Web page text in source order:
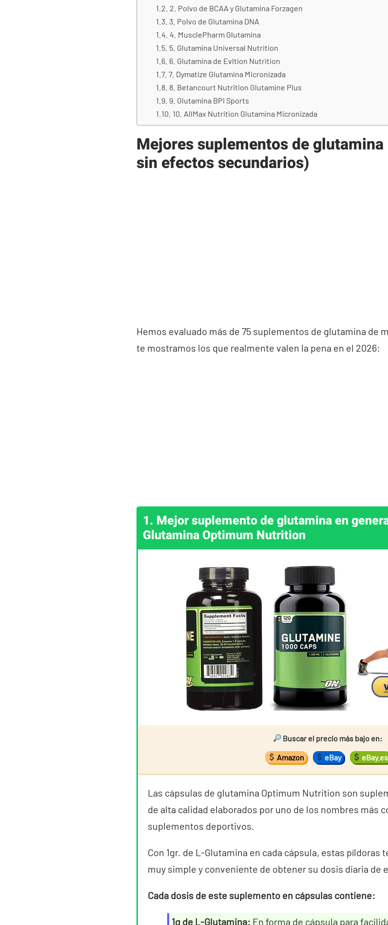
2. Polvo de BCAA y Glutamina Forzagen
3. Polvo de Glutamina DNA
4. MusclePharm Glutamina
5. Glutamina Universal Nutrition
6. Glutamina de Evltion Nutrition
7. Dymatize Glutamina Micronizada
8. Betancourt Nutrition Glutamine Plus
9. Glutamina BPI Sports
10. AllMax Nutrition Glutamina Micronizada
Mejores suplementos de
sin efectos secundarios)
Hemos evaluado más de 75 suplementos de glutamina de
te mostramos los que realmente valen la pena en el 2026:
1. Mejor suplemento de glutamina en
Glutamina Optimum Nutrition
Buscar el precio más bajo en:
Amazon eBay eBay.es
Las cápsulas de glutamina Optimum Nutrition son
de alta calidad elaborados por uno de los nombres más
suplementos deportivos.
Con 1gr. de L-Glutamina en cada cápsula, estas píldoras
muy simple y conveniente de obtener su dosis diaria de
Cada dosis de este suplemento en cápsulas contiene:
1g de L-Glutamina: En forma de cápsula para